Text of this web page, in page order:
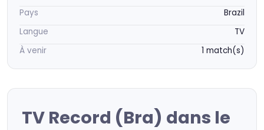
Pays
Brazil
Langue
TV
À venir
1 match(s)
TV Record (Bra) dans le